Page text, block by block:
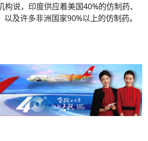
构说，印度供应着美国40%的仿制药、
及许多非洲国家90%以上的仿制药。